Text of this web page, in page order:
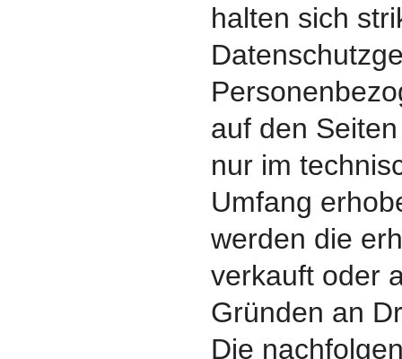
halten sich
auf den
nur im
Umfang
werden die
verkauft oder
Gründen an
Die